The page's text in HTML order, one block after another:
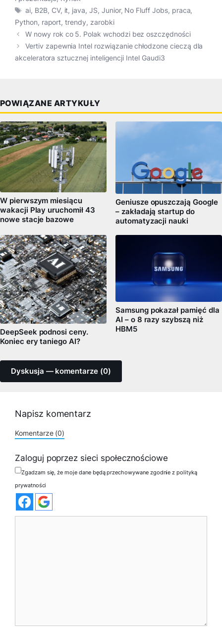
Tagi
ai, B2B, CV, it, java,JS, Junior, No Fluff Jobs, praca,
Python, raport,trendy, zarobki
W nowy rok co 5. Polak wchodzi bez oszczędności
Vertiv zapewnia Intel rozwiązanie chłodzone cieczą dla
akceleratora sztucznej inteligencji Intel Gaudi3
POWIĄZANE ARTYKUŁY
W pierwszym miesiącu
wakacji Play uruchomił 43
nowe stacje bazowe
Geniusze opuszczają Google
– zakładają startup do
automatyzacji nauki
DeepSeek podnosi ceny.
Koniec ery taniego AI?
Samsung pokazał pamięć dla
AI – o 8 razy szybszą niż
HBM5
Dyskusja — komentarze (0)
Napisz komentarz
Komentarze (0)
Zaloguj poprzez sieci społecznościowe
Zgadzam się, że moje dane będą przechowywane zgodnie z polityką
prywatności